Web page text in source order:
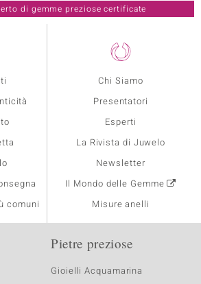
comuni
Chi Siamo
Presentatori
Esperti
La Rivista di Juwelo
Newsletter
Il Mondo delle Gemme
Misure anelli
di gemme preziose certificate
Pietre preziose
Gioielli Acquamarina